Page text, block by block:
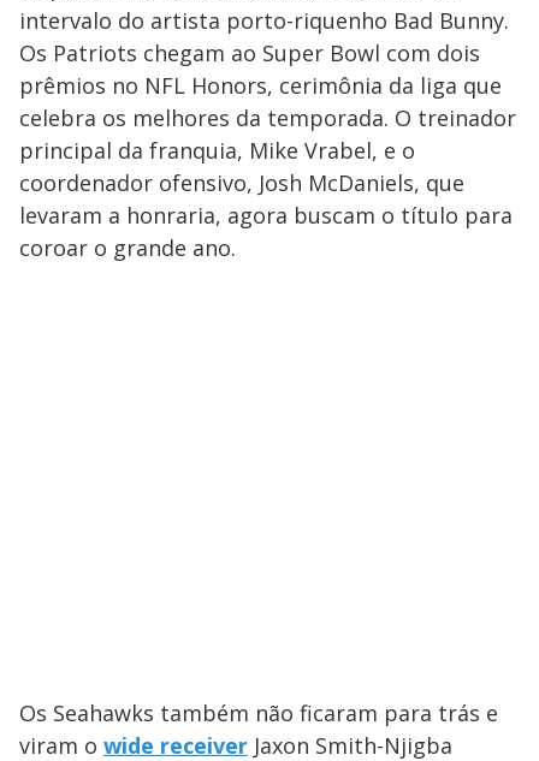
intervalo do artista porto-riquenho Bad Bunny.
Os Patriots chegam ao Super Bowl com dois
prêmios no NFL Honors, cerimônia da liga que
celebra os melhores da temporada. O treinador
principal da franquia, Mike Vrabel, e o
coordenador ofensivo, Josh McDaniels, que
levaram a honraria, agora buscam o título para
coroar o grande ano.
Os Seahawks também não ficaram para trás e
viram o wide receiver Jaxon Smith-Njigba